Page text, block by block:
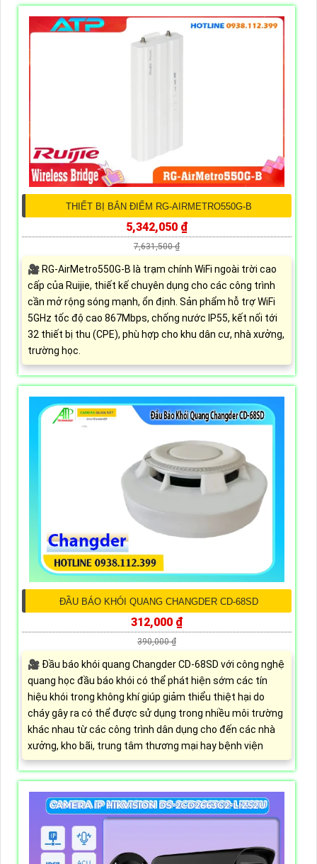
THIẾT BỊ BẮN ĐIỂM RG-AIRMETRO550G-B
5,342,050 ₫
7,631,500 ₫
🎥 RG-AirMetro550G-B là trạm chính WiFi ngoài trời cao
cấp của Ruijie, thiết kế chuyên dụng cho các công trình
cần mở rộng sóng mạnh, ổn định. Sản phẩm hỗ trợ WiFi
5GHz tốc độ cao 867Mbps, chống nước IP55, kết nối tới
32 thiết bị thu (CPE), phù hợp cho khu dân cư, nhà xưởng,
trường học.
ĐẦU BÁO KHÓI QUANG CHANGDER CD-68SD
312,000 ₫
390,000 ₫
🎥 Đầu báo khói quang Changder CD-68SD với công nghệ
quang học đầu báo khói có thể phát hiện sớm các tín
hiệu khói trong không khí giúp giảm thiểu thiệt hại do
cháy gây ra có thể được sử dụng trong nhiều môi trường
khác nhau từ các công trình dân dụng cho đến các nhà
xưởng, kho bãi, trung tâm thương mại hay bệnh viện